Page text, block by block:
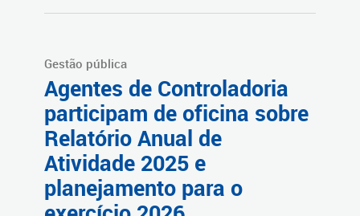
Gestão pública
Agentes de Controladoria
participam de oficina sobre
Relatório Anual de
Atividade 2025 e
planejamento para o